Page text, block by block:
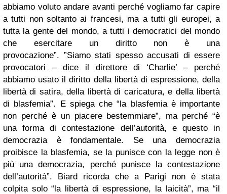
abbiamo voluto andare avanti perché vogliamo far capire
a tutti non soltanto ai francesi, ma a tutti gli europei, a
tutta la gente del mondo, a tutti i democratici del mondo
che esercitare un diritto non è una
provocazione”. ”Siamo stati spesso accusati di essere
provocatori – dice il direttore di ‘Charlie’ – perché
abbiamo usato il diritto della libertà di espressione, della
libertà di satira, della libertà di caricatura, e della libertà
di blasfemia”. E spiega che “la blasfemia è importante
non perché è un piacere bestemmiare”, ma perché “è
una forma di contestazione dell’autorità, e questo in
democrazia è fondamentale. Se una democrazia
proibisce la blasfemia, se la punisce con la legge non è
più una democrazia, perché punisce la contestazione
dell’autorità”. Biard ricorda che a Parigi non è stata
colpita solo “la libertà di espressione, la laicità”, ma “il